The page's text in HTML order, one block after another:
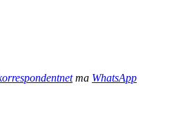
та WhatsApp